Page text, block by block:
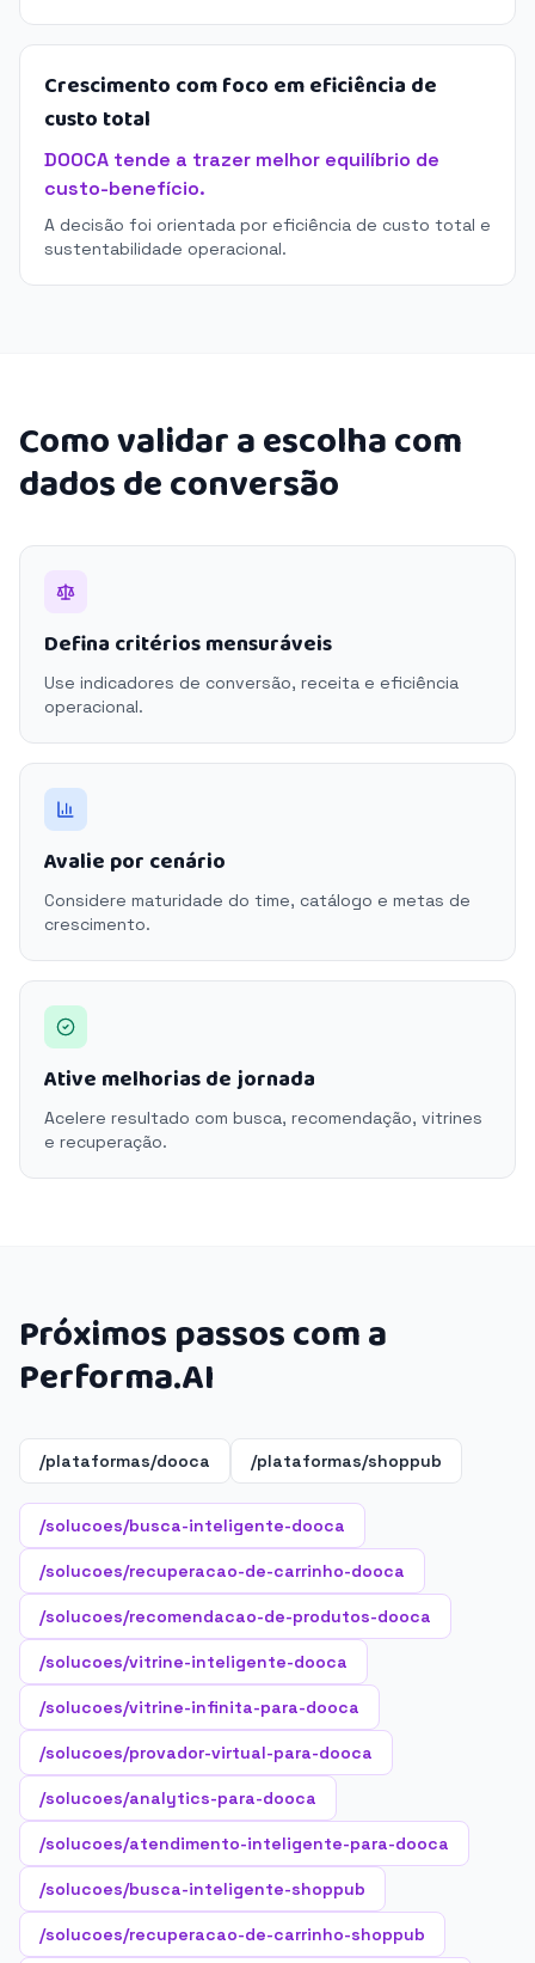
Crescimento com foco em eficiência de
custo total
DOOCA tende a trazer melhor equilíbrio de
custo-benefício.
A decisão foi orientada por eficiência de custo total e
sustentabilidade operacional.
Como validar a escolha com
dados de conversão
Defina critérios mensuráveis
Use indicadores de conversão, receita e eficiência
operacional.
Avalie por cenário
Considere maturidade do time, catálogo e metas de
crescimento.
Ative melhorias de jornada
Acelere resultado com busca, recomendação, vitrines
e recuperação.
Próximos passos com a
Performa.AI
/plataformas/dooca /plataformas/shoppub
/solucoes/busca-inteligente-dooca
/solucoes/recuperacao-de-carrinho-dooca
/solucoes/recomendacao-de-produtos-dooca
/solucoes/vitrine-inteligente-dooca
/solucoes/vitrine-infinita-para-dooca
/solucoes/provador-virtual-para-dooca
/solucoes/analytics-para-dooca
/solucoes/atendimento-inteligente-para-dooca
/solucoes/busca-inteligente-shoppub
/solucoes/recuperacao-de-carrinho-shoppub